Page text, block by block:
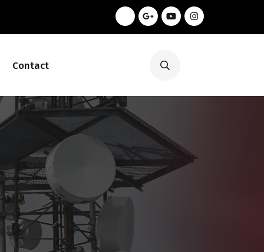
Contact